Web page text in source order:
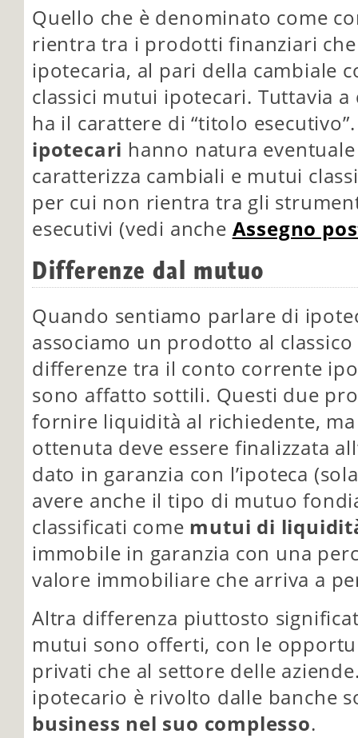
Quello che è denominato come
rientra tra i prodotti finanziari
ipotecaria, al pari della cambiale
classici mutui ipotecari. Tuttavia
ha il carattere di “titolo
ipotecari hanno natura
caratterizza cambiali e mutui
per cui non rientra tra gli
esecutivi (vedi anche Assegno
Differenze dal mutuo
Quando sentiamo parlare di
associamo un prodotto al
differenze tra il conto corrente
sono affatto sottili. Questi due
fornire liquidità al richiedente,
ottenuta deve essere finalizzata
dato in garanzia con l’ipoteca
avere anche il tipo di mutuo
classificati come mutui di
immobile in garanzia con una
valore immobiliare che arriva a
Altra differenza piuttosto
mutui sono offerti, con le
privati che al settore delle
ipotecario è rivolto dalle banche
business nel suo complesso.